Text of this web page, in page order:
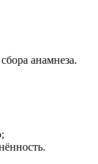
анамнеза.